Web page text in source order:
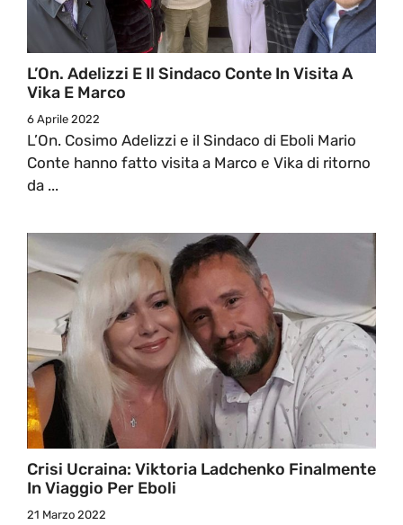
L’On. Adelizzi E Il Sindaco Conte In Visita A
Vika E Marco
6 Aprile 2022
L’On. Cosimo Adelizzi e il Sindaco di Eboli Mario
Conte hanno fatto visita a Marco e Vika di ritorno
da ...
Crisi Ucraina: Viktoria Ladchenko Finalmente
In Viaggio Per Eboli
21 Marzo 2022